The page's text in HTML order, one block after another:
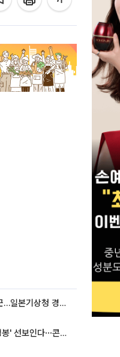
태풍 '돌핀' 오키나와 접근…일본기상청 경로 업데이트
빅뱅, 20주년 기념 '새 뱅봉' 선보인다⋯콘서트 앞두고 팝업 개최